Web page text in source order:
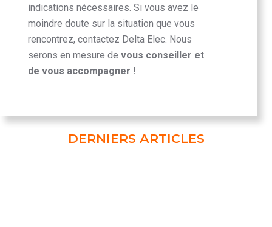
indications nécessaires. Si vous avez le
moindre doute sur la situation que vous
rencontrez, contactez Delta Elec. Nous
serons en mesure de vous conseiller et
de vous accompagner !
DERNIERS ARTICLES